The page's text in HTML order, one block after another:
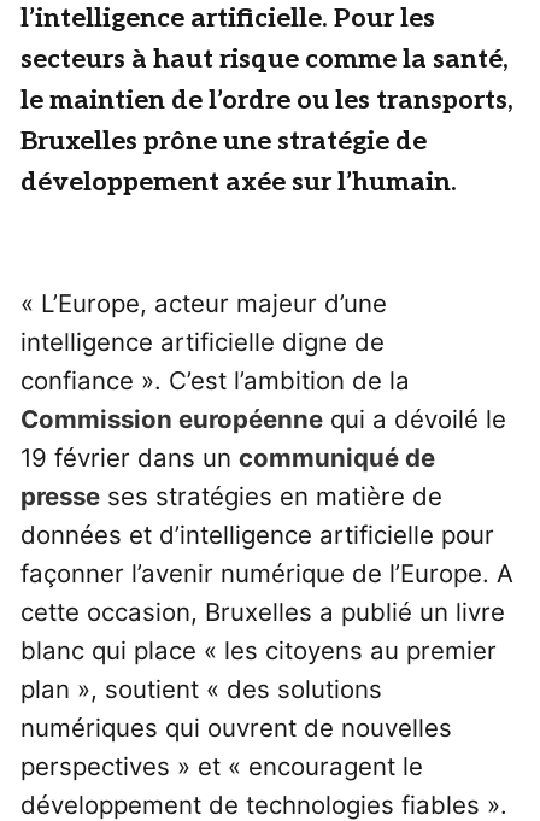
l’intelligence artificielle. Pour les
secteurs à haut risque comme la santé,
le maintien de l’ordre ou les transports,
Bruxelles prône une stratégie de
développement axée sur l’humain.
« L’Europe, acteur majeur d’une
intelligence artificielle digne de
confiance ». C’est l’ambition de la
Commission européennequi a dévoilé le
19 février dans un communiqué de
presseses stratégies en matière de
données et d’intelligence artificielle pour
façonner l’avenir numérique de l’Europe. A
cette occasion, Bruxelles a publié un livre
blanc qui place « les citoyens au premier
plan », soutient « des solutions
numériques qui ouvrent de nouvelles
perspectives » et « encouragent le
développement de technologies fiables ».